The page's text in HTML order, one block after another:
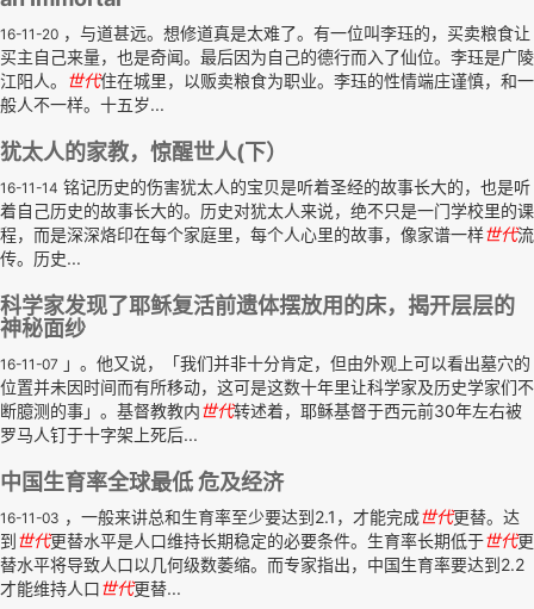
16-11-20 ，与道甚远。想修道真是太难了。有一位叫李珏的，买卖粮食让
买主自己来量，也是奇闻。最后因为自己的德行而入了仙位。李珏是广陵
江阳人。
世代住在城里，以贩卖粮食为职业。李珏的性情端庄谨慎，和一
般人不一样。十五岁...
犹太人的家教，惊醒世人(下）
16-11-14 铭记历史的伤害犹太人的宝贝是听着圣经的故事长大的，也是听
着自己历史的故事长大的。历史对犹太人来说，绝不只是一门学校里的课
程，而是深深烙印在每个家庭里，每个人心里的故事，像家谱一样世代流
传。历史...
科学家发现了耶稣复活前遗体摆放用的床，揭开层层的
神秘面纱
16-11-07 」。他又说，「我们并非十分肯定，但由外观上可以看出墓穴的
位置并未因时间而有所移动，这可是这数十年里让科学家及历史学家们不
断臆测的事」。基督教教内世代转述着，耶稣基督于西元前30年左右被
罗马人钉于十字架上死后...
中国生育率全球最低 危及经济
16-11-03 ，一般来讲总和生育率至少要达到2.1，才能完成世代更替。达
到世代更替水平是人口维持长期稳定的必要条件。生育率长期低于世代更
替水平将导致人口以几何级数萎缩。而专家指出，中国生育率要达到2.2
才能维持人口世代更替...